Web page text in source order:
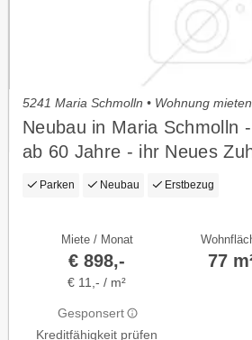
5241 Maria Schmolln • Wohnung mieten
Neubau in Maria Schmolln
ab 60 Jahre - ihr Neues
Aktive Alter
Parken Neubau Erstbezug
Miete / Monat
€ 898,-
€ 11,- / m²
Gesponsert
Kreditfähigkeit prüfen
77